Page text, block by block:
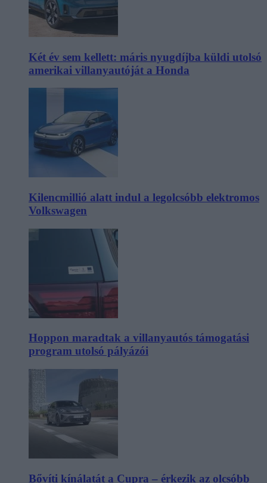
Két év sem kellett: máris nyugdíjba küldi utolsó
amerikai villanyautóját a Honda
Kilencmillió alatt indul a legolcsóbb elektromos
Volkswagen
Hoppon maradtak a villanyautós támogatási
program utolsó pályázói
Bővíti kínálatát a Cupra – érkezik az olcsóbb